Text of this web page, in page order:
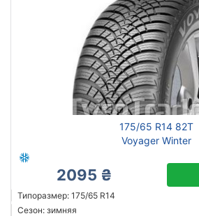
175/65 R14 82T
Voyager Winter
2095 ₴
Типоразмер: 175/65 R14
Сезон: зимняя